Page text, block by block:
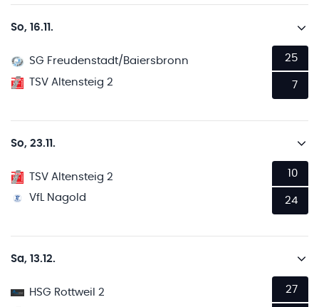
So, 16.11.
SG Freudenstadt/Baiersbronn
TSV Altensteig 2
25
7
So, 23.11.
TSV Altensteig 2
VfL Nagold
10
24
Sa, 13.12.
HSG Rottweil 2
27